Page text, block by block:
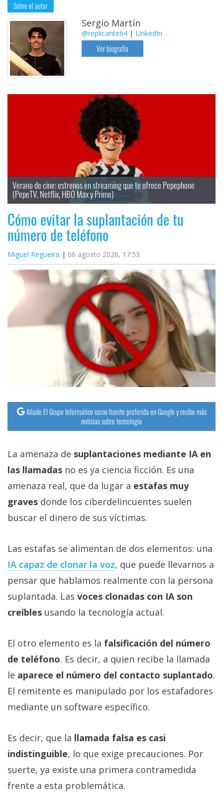
Sobre el autor
Sergio Martín
@replicante64 | LinkedIn
Ver biografía
Verano de cine: estrenos en streaming que te ofrece Pepephone
(PepeTV, Netflix, HBO Max y Prime)
Cómo evitar la suplantación de tu
número de teléfono
Miguel Regueira 06 agosto 2026, 17:53
Añade El Grupo Informático como fuente preferida en Google y recibe más
noticias sobre tecnología
La amenaza de suplantaciones mediante IA en
las llamadas no es ya ciencia ficción. Es una
amenaza real, que da lugar a estafas muy
graves donde los ciberdelincuentes suelen
buscar el dinero de sus víctimas.
Las estafas se alimentan de dos elementos: una
IA capaz de clonar la voz‎, que puede llevarnos a
pensar que hablamos realmente con la persona
suplantada. Las voces clonadas con IA son
creíbles usando la tecnología actual.
El otro elemento es la falsificación del número
de teléfono. Es decir, a quien recibe la llamada
le aparece el número del contacto suplantado.
El remitente es manipulado por los estafadores
mediante un software específico.
Es decir, que la llamada falsa es casi
indistinguible, lo que exige precauciones. Por
suerte, ya existe una primera contramedida
frente a esta problemática.